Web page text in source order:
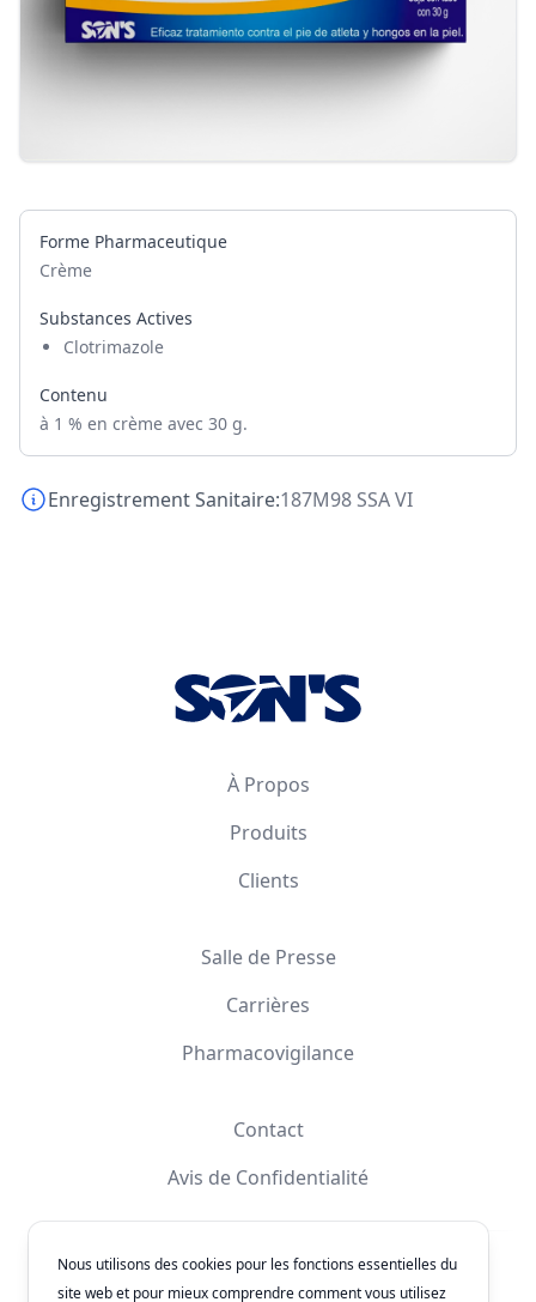
Forme Pharmaceutique
Crème
Substances Actives
Clotrimazole
Contenu
à 1 % en crème avec 30 g.
Enregistrement Sanitaire:187M98 SSA VI
À Propos
Produits
Clients
Salle de Presse
Carrières
Pharmacovigilance
Contact
Avis de Confidentialité
FacebookInstagramYouTubeX
Nous utilisons des cookies pour les fonctions essentielles du
site web et pour mieux comprendre comment vous utilisez